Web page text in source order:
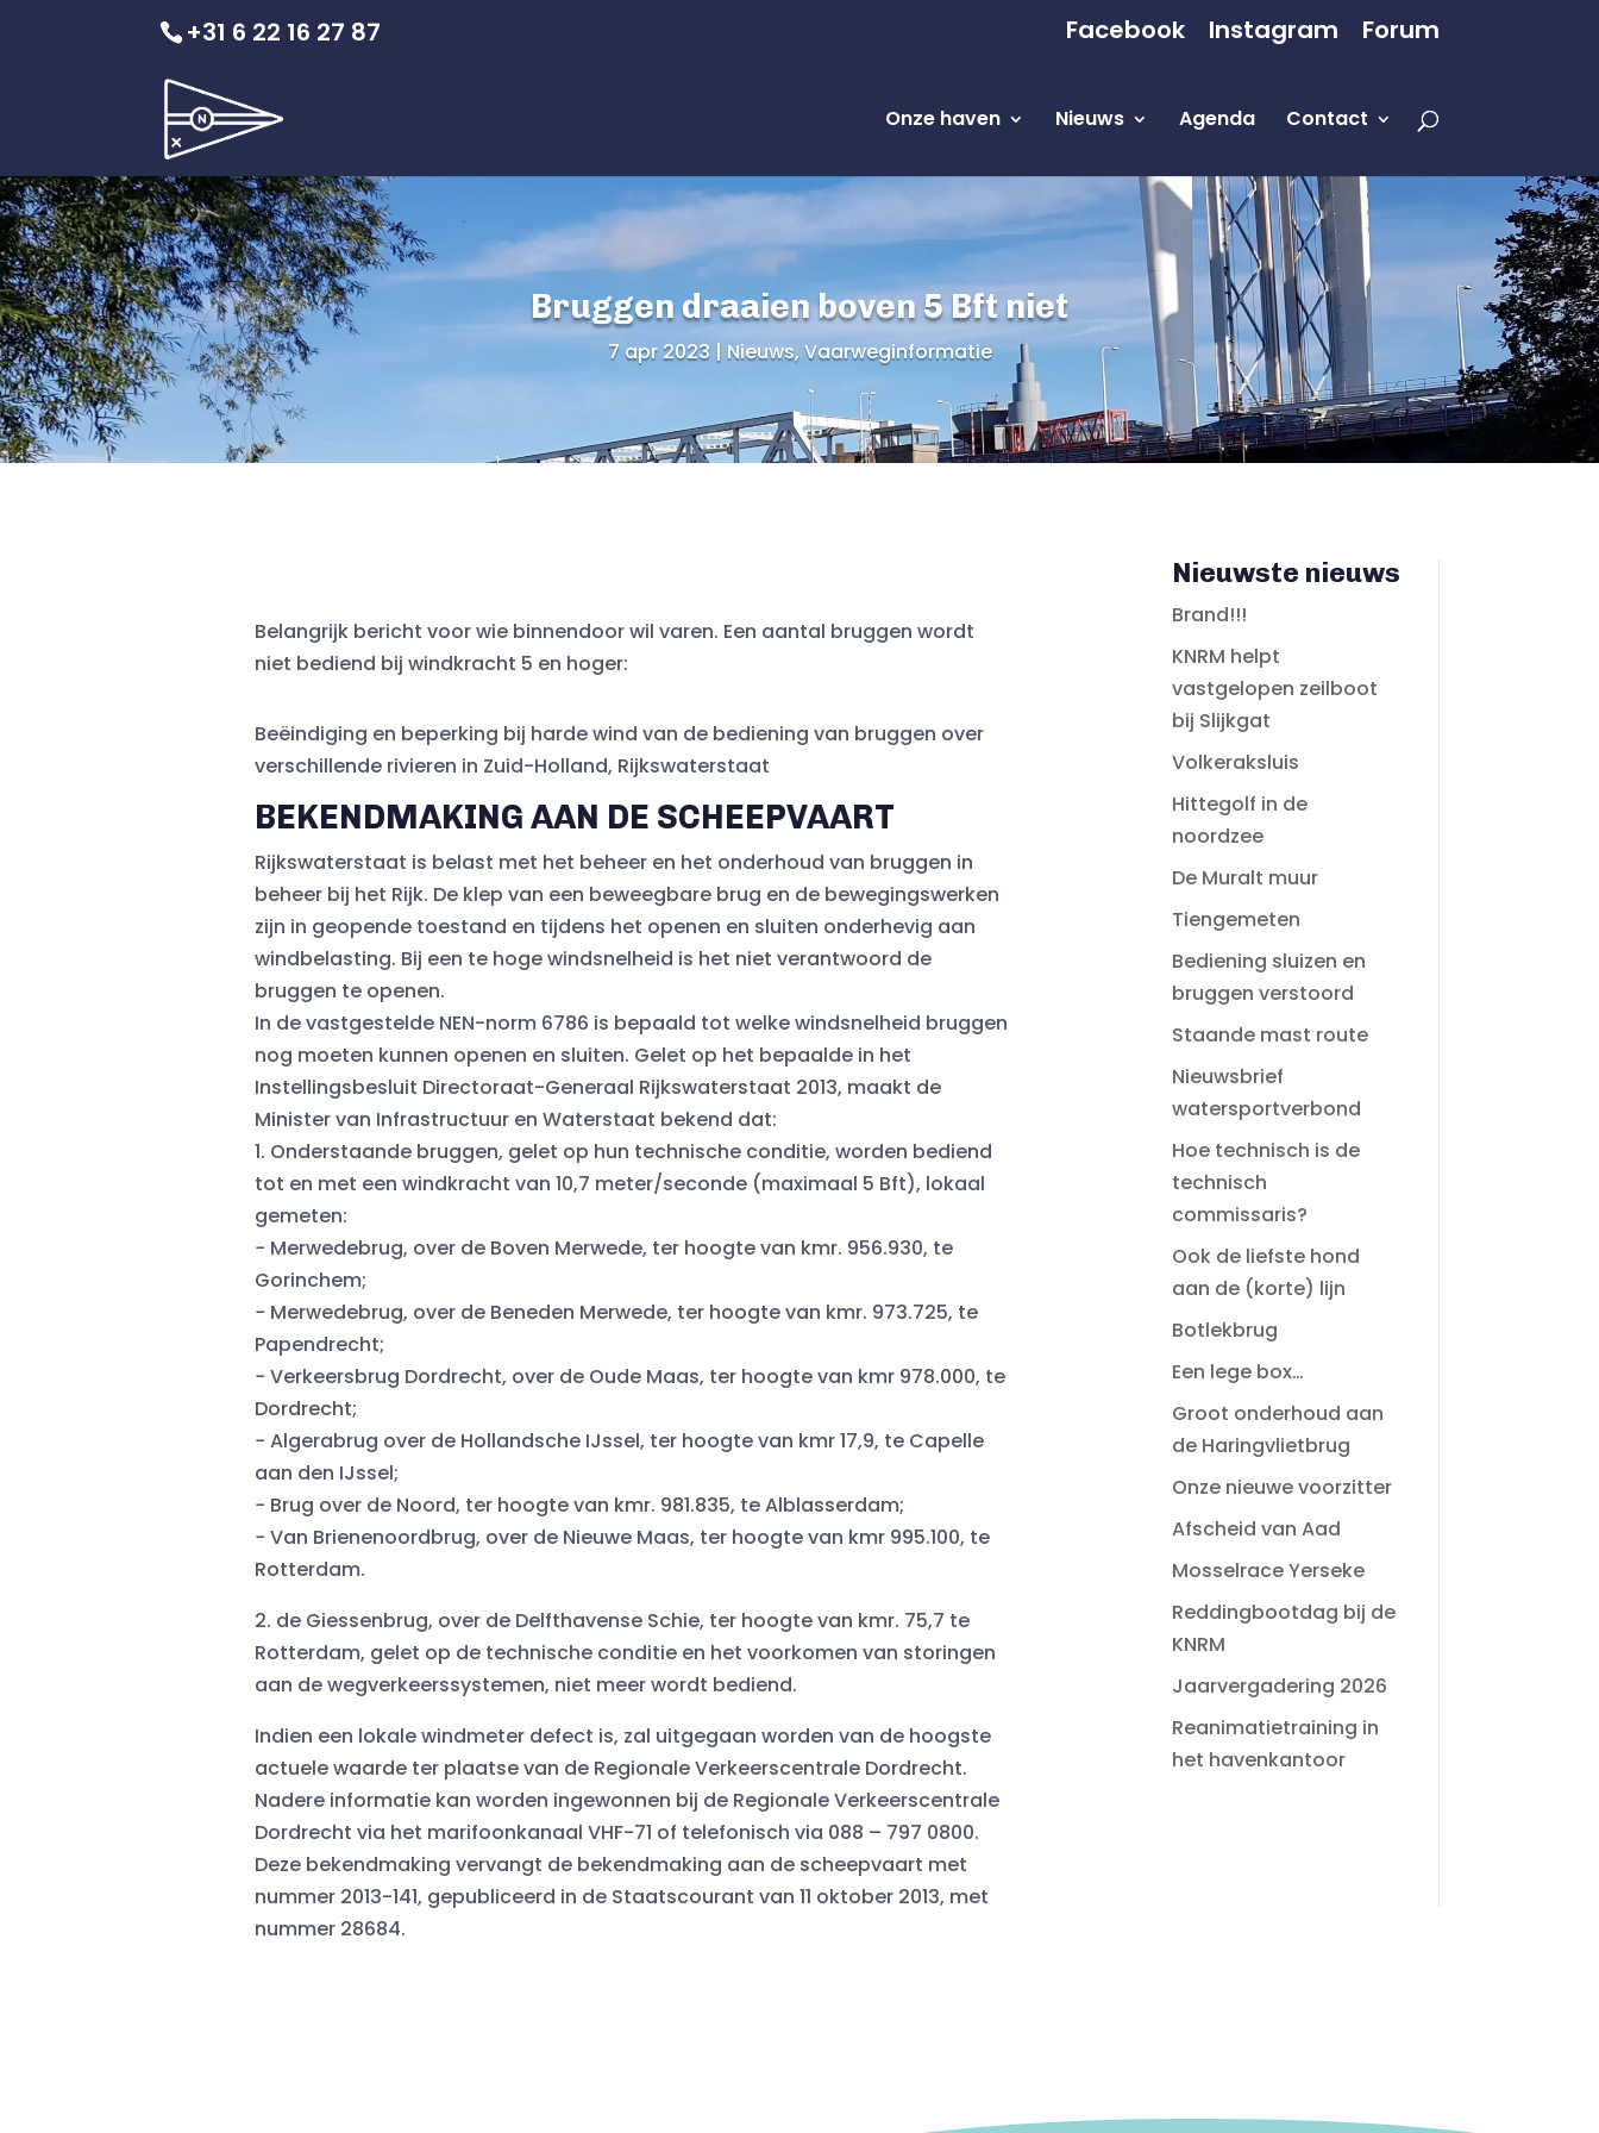
+31 6 22 16 27 87 Facebook Instagram Forum
Onze haven Nieuws Agenda Contact
Bruggen draaien boven 5 Bft niet
7 apr 2023 Nieuws,Vaarweginformatie
Belangrijk bericht voor wie binnendoor wil varen. Een aantal bruggen wordt
niet bediend bij windkracht 5 en hoger:
Beëindiging en beperking bij harde wind van de bediening van bruggen over
verschillende rivieren in Zuid-Holland, Rijkswaterstaat
BEKENDMAKING AAN DE SCHEEPVAART
Rijkswaterstaat is belast met het beheer en het onderhoud van bruggen in
beheer bij het Rijk. De klep van een beweegbare brug en de bewegingswerken
zijn in geopende toestand en tijdens het openen en sluiten onderhevig aan
windbelasting. Bij een te hoge windsnelheid is het niet verantwoord de
bruggen te openen.
In de vastgestelde NEN-norm 6786 is bepaald tot welke windsnelheid bruggen
nog moeten kunnen openen en sluiten. Gelet op het bepaalde in het
Instellingsbesluit Directoraat-Generaal Rijkswaterstaat 2013, maakt de
Minister van Infrastructuur en Waterstaat bekend dat:
1. Onderstaande bruggen, gelet op hun technische conditie, worden bediend
tot en met een windkracht van 10,7 meter/seconde (maximaal 5 Bft), lokaal
gemeten:
− Merwedebrug, over de Boven Merwede, ter hoogte van kmr. 956.930, te
Gorinchem;
− Merwedebrug, over de Beneden Merwede, ter hoogte van kmr. 973.725, te
Papendrecht;
− Verkeersbrug Dordrecht, over de Oude Maas, ter hoogte van kmr 978.000, te
Dordrecht;
− Algerabrug over de Hollandsche IJssel, ter hoogte van kmr 17,9, te Capelle
aan den IJssel;
− Brug over de Noord, ter hoogte van kmr. 981.835, te Alblasserdam;
− Van Brienenoordbrug, over de Nieuwe Maas, ter hoogte van kmr 995.100, te
Rotterdam.
2. de Giessenbrug, over de Delfthavense Schie, ter hoogte van kmr. 75,7 te
Rotterdam, gelet op de technische conditie en het voorkomen van storingen
aan de wegverkeerssystemen, niet meer wordt bediend.
Indien een lokale windmeter defect is, zal uitgegaan worden van de hoogste
actuele waarde ter plaatse van de Regionale Verkeerscentrale Dordrecht.
Nadere informatie kan worden ingewonnen bij de Regionale Verkeerscentrale
Dordrecht via het marifoonkanaal VHF-71 of telefonisch via 088 – 797 0800.
Deze bekendmaking vervangt de bekendmaking aan de scheepvaart met
nummer 2013-141, gepubliceerd in de Staatscourant van 11 oktober 2013, met
nummer 28684.
Nieuwste nieuws
Brand!!!
KNRM helpt
vastgelopen zeilboot
bij Slijkgat
Volkeraksluis
Hittegolf in de
noordzee
De Muralt muur
Tiengemeten
Bediening sluizen en
bruggen verstoord
Staande mast route
Nieuwsbrief
watersportverbond
Hoe technisch is de
technisch
commissaris?
Ook de liefste hond
aan de (korte) lijn
Botlekbrug
Een lege box…
Groot onderhoud aan
de Haringvlietbrug
Onze nieuwe voorzitter
Afscheid van Aad
Mosselrace Yerseke
Reddingbootdag bij de
KNRM
Jaarvergadering 2026
Reanimatietraining in
het havenkantoor